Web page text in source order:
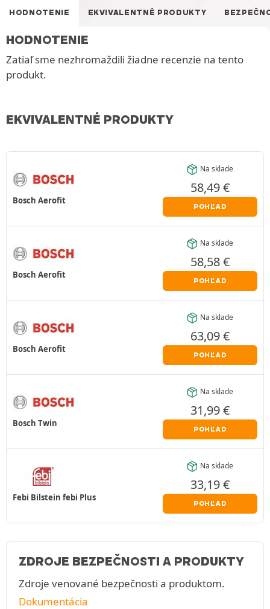
HODNOTENIE EKVIVALENTNÉ PRODUKTY
HODNOTENIE
Zatiaľ sme nezhromaždili žiadne recenzie na tento
produkt.
EKVIVALENTNÉ PRODUKTY
Bosch Aerofit
Na sklade
58,49€
POHĽAD
Bosch Aerofit
Na sklade
58,58€
POHĽAD
Bosch Aerofit
Na sklade
63,09€
POHĽAD
Bosch Twin
Na sklade
31,99€
POHĽAD
Febi Bilstein febi Plus
Na sklade
33,19€
POHĽAD
ZDROJE BEZPEČNOSTI A PRODUKTY
Zdroje venované bezpečnosti a produktom.
Dokumentácia